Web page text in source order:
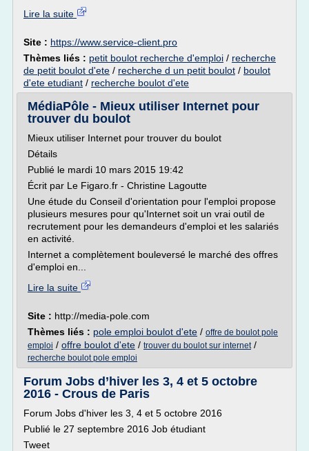
Lire la suite
Site : https://www.service-client.pro
Thèmes liés : petit boulot recherche d'emploi / recherche
de petit boulot d'ete / recherche d un petit boulot / boulot
d'ete etudiant / recherche boulot d'ete
MédiaPôle - Mieux utiliser Internet pour
trouver du boulot
Mieux utiliser Internet pour trouver du boulot
Détails
Publié le mardi 10 mars 2015 19:42
Écrit par Le Figaro.fr - Christine Lagoutte
Une étude du Conseil d'orientation pour l'emploi propose
plusieurs mesures pour qu'Internet soit un vrai outil de
recrutement pour les demandeurs d'emploi et les salariés
en activité.
Internet a complètement bouleversé le marché des offres
d'emploi en...
Lire la suite
Site : http://media-pole.com
Thèmes liés : pole emploi boulot d'ete / offre de boulot pole
emploi / offre boulot d'ete / trouver du boulot sur internet/
recherche boulot pole emploi
Forum Jobs d’hiver les 3, 4 et 5 octobre
2016 - Crous de Paris
Forum Jobs d'hiver les 3, 4 et 5 octobre 2016
Publié le 27 septembre 2016 Job étudiant
Tweet